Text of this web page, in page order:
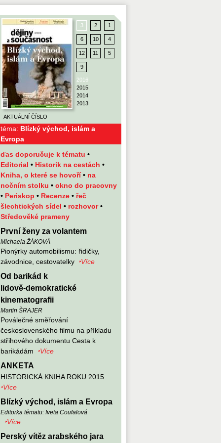
téma: Blízký východ, islám a
Evropa
AKTUÁLNÍ ČÍSLO
3 2 1
6 10 4
12 11 5
9
2016
2015
2014
2013
ďas doporučuje k tématu •
Editorial • Historik na cestách •
Kniha, o které se hovoří• na
nočním stolku • okno do pracovny
• Periskop • Recenze • řeč
šlechtických sídel • rozhovor•
Středověké prameny
První ženy za volantem
Michaela ŽÁKOVÁ
Pionýrky automobilismu: řidičky,
závodnice, cestovatelky
‣Více
Od barikád k
lidově‑demokratické
kinematografii
Martin ŠRAJER
Poválečné směřování
československého filmu na příkladu
střihového dokumentu Cesta k
barikádám
‣Více
ANKETA
HISTORICKÁ KNIHA ROKU 2015
‣Více
Blízký východ, islám a Evropa
Editorka tématu: Iveta Coufalová
‣Více
Perský vítěz arabského jara